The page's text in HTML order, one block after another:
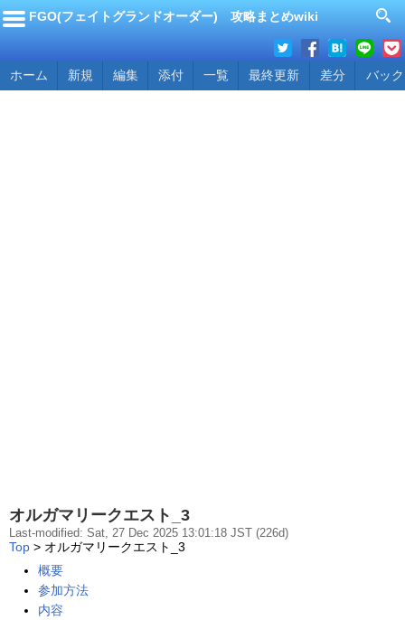
FGO(フェイトグランドオーダー) 攻略まとめwiki
ホーム 新規 編集 添付 一覧 最終更新 差分 バッ
オルガマリークエスト_3
Last-modified: Sat, 27 Dec 2025 13:01:18 JST (226d)
Top > オルガマリークエスト_3
概要
参加方法
内容